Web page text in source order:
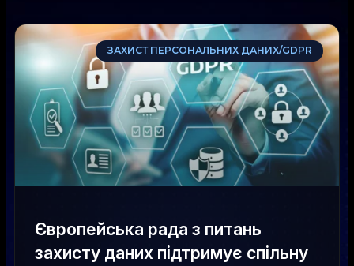
ЗАХИСТ ПЕРСОНАЛЬНИХ ДАНИХ/GDPR
Європейська рада з питань
захисту даних підтримує спільну